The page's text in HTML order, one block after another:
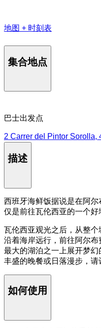
地图 + 时刻表
集合地点
巴士出发点
2 Carrer del Pintor Sorolla,
描述
西班牙海鲜饭据说是在阿
仅是前往瓦伦西亚的一个好
瓦伦西亚观光之后，从整个
沿着海岸远行，前往阿尔
最大的湖泊之一上展开梦
丰盛的晚餐或日落漫步，请
如何使用